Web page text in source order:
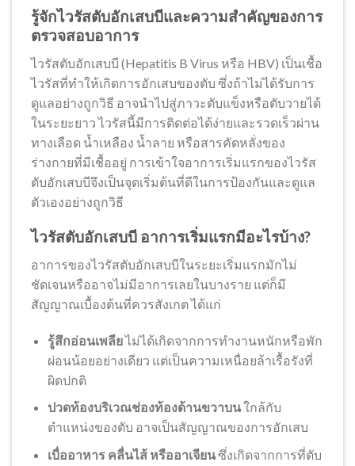
รู้จักไวรัสตับอักเสบบีและความสำคัญของการ
ตรวจสอบอาการ
ไวรัสตับอักเสบบี (Hepatitis B Virus หรือ HBV) เป็นเชื้อ
ไวรัสที่ทำให้เกิดการอักเสบของตับ ซึ่งถ้าไม่ได้รับการ
ดูแลอย่างถูกวิธี อาจนำไปสู่ภาวะตับแข็งหรือตับวายได้
ในระยะยาว ไวรัสนี้มีการติดต่อได้ง่ายและรวดเร็วผ่าน
ทางเลือด น้ำเหลือง น้ำลาย หรือสารคัดหลั่งของ
ร่างกายที่มีเชื้ออยู่ การเข้าใจอาการเริ่มแรกของไวรัส
ตับอักเสบบีจึงเป็นจุดเริ่มต้นที่ดีในการป้องกันและดูแล
ตัวเองอย่างถูกวิธี
ไวรัสตับอักเสบบี อาการเริ่มแรกมีอะไรบ้าง?
อาการของไวรัสตับอักเสบบีในระยะเริ่มแรกมักไม่
ชัดเจนหรืออาจไม่มีอาการเลยในบางราย แต่ก็มี
สัญญาณเบื้องต้นที่ควรสังเกต ได้แก่
รู้สึกอ่อนเพลียไม่ได้เกิดจากการทำงานหนักหรือพัก
ผ่อนน้อยอย่างเดียว แต่เป็นความเหนื่อยล้าเรื้อรังที่
ผิดปกติ
ปวดท้องบริเวณช่องท้องด้านขวาบนใกล้กับ
ตำแหน่งของตับ อาจเป็นสัญญาณของการอักเสบ
เบื่ออาหาร คลื่นไส้ หรืออาเจียนซึ่งเกิดจากการที่ตับ